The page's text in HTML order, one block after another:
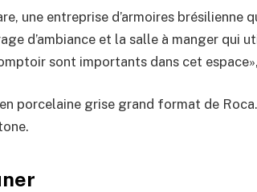
une entreprise d’armoires brésilienne
d’ambiance et la salle à manger qui
sont importants dans cet
porcelaine grise grand format de